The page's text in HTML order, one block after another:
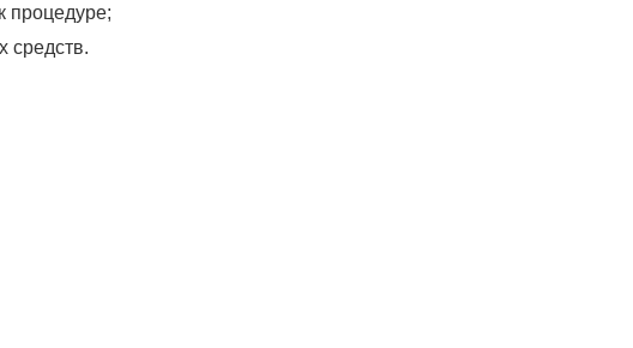
процедуре;
средств.